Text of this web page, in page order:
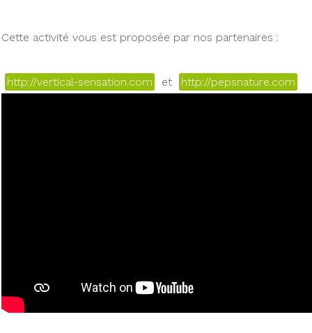
Cette activité vous est proposée par nos partenaires :
http://vertical-sensation.com et http://pepsnature.com